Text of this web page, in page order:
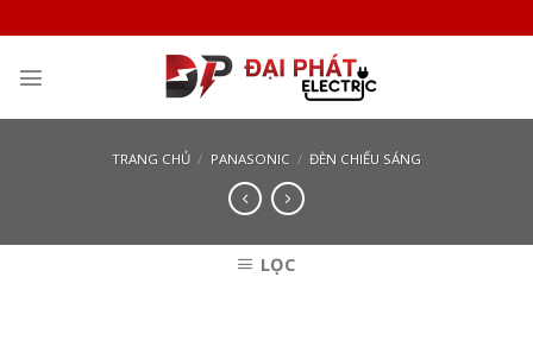
to
content
TRANG CHỦ / PANASONIC / ĐÈN CHIẾU SÁNG
LỌC